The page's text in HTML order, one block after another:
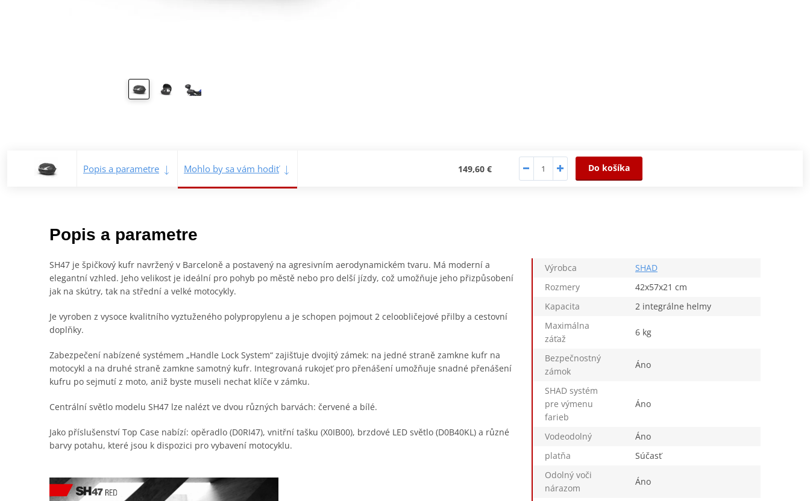
Popis a parametre Mohlo by sa vám hodiť 149,60 € Do košíka
Popis a parametre
SH47 je špičkový kufr navržený v Barceloně a postavený na agresivním aerodynamickém tvaru. Má moderní a
elegantní vzhled. Jeho velikost je ideální pro pohyb po městě nebo pro delší jízdy, což umožňuje jeho přizpůsobení
jak na skútry, tak na střední a velké motocykly.
Je vyroben z vysoce kvalitního vyztuženého polypropylenu a je schopen pojmout 2 celoobličejové přilby a cestovní
doplňky.
Zabezpečení nabízené systémem „Handle Lock System“ zajišťuje dvojitý zámek: na jedné straně zamkne kufr na
motocykl a na druhé straně zamkne samotný kufr. Integrovaná rukojeť pro přenášení umožňuje snadné přenášení
kufru po sejmutí z moto, aniž byste museli nechat klíče v zámku.
Centrální světlo modelu SH47 lze nalézt ve dvou různých barvách: červené a bílé.
Jako příslušenství Top Case nabízí: opěradlo (D0RI47), vnitřní tašku (X0IB00), brzdové LED světlo (D0B40KL) a různé
barvy potahu, které jsou k dispozici pro vybavení motocyklu.
Výrobca
SHAD
Rozmery
42x57x21 cm
Kapacita
2 integrálne helmy
Maximálna
záťaž
6 kg
Bezpečnostný
zámok
Áno
SHAD systém
pre výmenu
farieb
Áno
Vodeodolný
Áno
platňa
Súčasť
Odolný voči
nárazom
Áno